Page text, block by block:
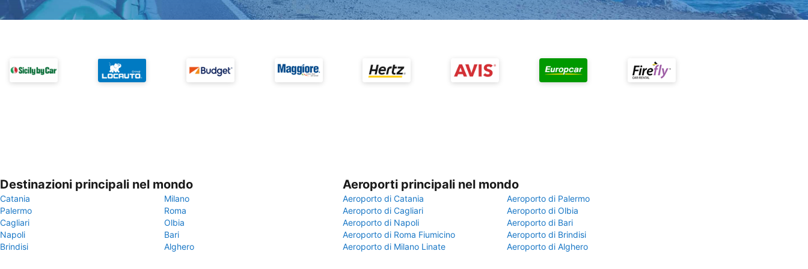
Destinazioni principali nel mondo
Catania
Milano
Palermo
Roma
Cagliari
Olbia
Napoli
Bari
Brindisi
Alghero
Aeroporti principali nel mondo
Aeroporto di Catania
Aeroporto di Palermo
Aeroporto di Cagliari
Aeroporto di Olbia
Aeroporto di Napoli
Aeroporto di Bari
Aeroporto di Roma Fiumicino
Aeroporto di Brindisi
Aeroporto di Milano Linate
Aeroporto di Alghero